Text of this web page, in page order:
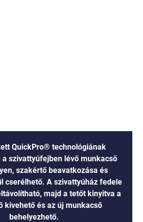
QuickPro® technológiának
szivattyúfejben lévő munkacső
szakértő beavatkozása és
cserélhető. A szivattyúház fedele
majd a tetőt kinyitva a
kivehető és az új munkacső
behelyezhető.